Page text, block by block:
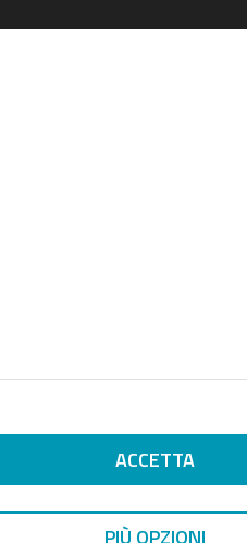
ACCETTA
PIÙ OPZIONI